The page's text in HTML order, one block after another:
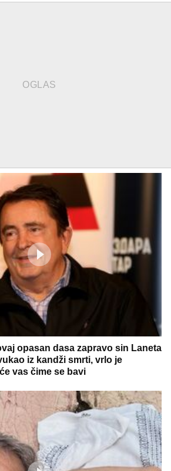
opasan dasa zapravo sin Laneta
iz kandži smrti, vrlo je
vas čime se bavi